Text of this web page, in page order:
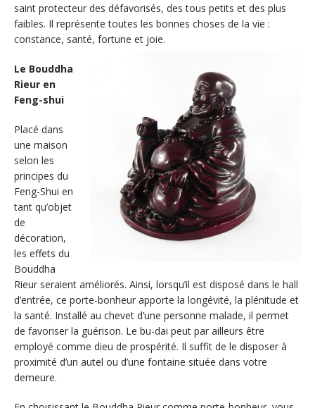
saint protecteur des défavorisés, des tous petits et des plus
faibles. Il représente toutes les bonnes choses de la vie :
constance, santé, fortune et joie.
Le Bouddha
Rieur en
Feng-shui
Placé dans
une maison
selon les
principes du
Feng-Shui en
tant qu’objet
de
décoration,
les effets du
Bouddha
Rieur seraient améliorés. Ainsi, lorsqu’il est disposé dans le hall
d’entrée, ce porte-bonheur apporte la longévité, la plénitude et
la santé. Installé au chevet d’une personne malade, il permet
de favoriser la guérison. Le bu-dai peut par ailleurs être
employé comme dieu de prospérité. Il suffit de le disposer à
proximité d’un autel ou d’une fontaine située dans votre
demeure.